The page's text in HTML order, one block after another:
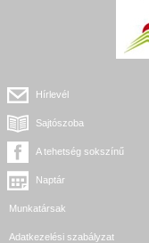
Hírlevél
Sajtószoba
A tehetség sokszínű
Naptár
Munkatársak
Adatkezelési szabályzat